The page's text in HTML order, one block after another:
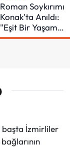
Roman Soykırımı
Konak'ta Anıldı:
"Eşit Bir Yaşam
İçin Mücadeleyi
başta İzmirliler